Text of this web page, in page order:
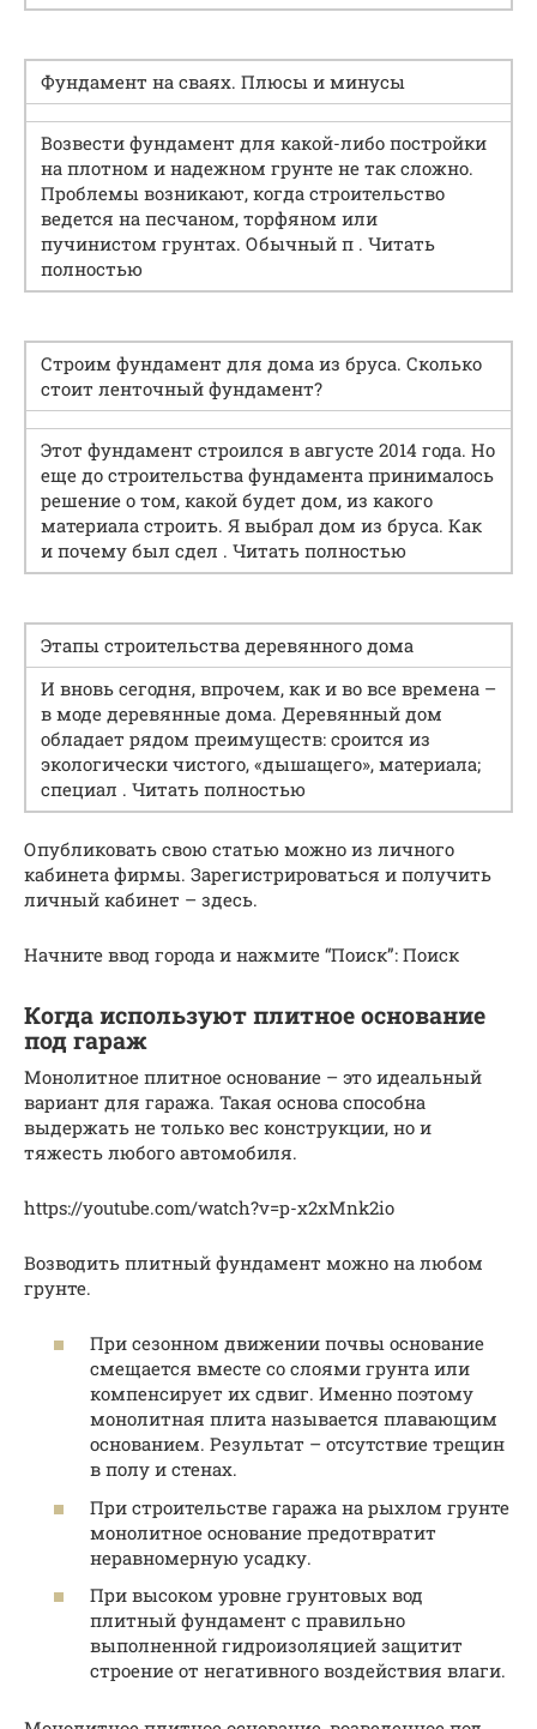
Фундамент на сваях. Плюсы и минусы
Возвести фундамент для какой-либо постройки
на плотном и надежном грунте не так сложно.
Проблемы возникают, когда строительство
ведется на песчаном, торфяном или
пучинистом грунтах. Обычный п . Читать
полностью
Строим фундамент для дома из бруса. Сколько
стоит ленточный фундамент?
Этот фундамент строился в августе 2014 года. Но
еще до строительства фундамента принималось
решение о том, какой будет дом, из какого
материала строить. Я выбрал дом из бруса. Как
и почему был сдел . Читать полностью
Этапы строительства деревянного дома
И вновь сегодня, впрочем, как и во все времена –
в моде деревянные дома. Деревянный дом
обладает рядом преимуществ: сроится из
экологически чистого, «дышащего», материала;
специал . Читать полностью
Опубликовать свою статью можно из личного
кабинета фирмы. Зарегистрироваться и получить
личный кабинет – здесь.
Начните ввод города и нажмите “Поиск”: Поиск
Когда используют плитное основание
под гараж
Монолитное плитное основание – это идеальный
вариант для гаража. Такая основа способна
выдержать не только вес конструкции, но и
тяжесть любого автомобиля.
https://youtube.com/watch?v=p-x2xMnk2io
Возводить плитный фундамент можно на любом
грунте.
При сезонном движении почвы основание
смещается вместе со слоями грунта или
компенсирует их сдвиг. Именно поэтому
монолитная плита называется плавающим
основанием. Результат – отсутствие трещин
в полу и стенах.
При строительстве гаража на рыхлом грунте
монолитное основание предотвратит
неравномерную усадку.
При высоком уровне грунтовых вод
плитный фундамент с правильно
выполненной гидроизоляцией защитит
строение от негативного воздействия влаги.